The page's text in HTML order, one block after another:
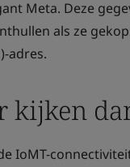
Meta. Deze
als ze
adres.
kijken
IoMT-